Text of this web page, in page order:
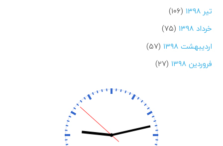
تیر ۱۳۹۸
(۱۰۶)
خرداد ۱۳۹۸
(۷۵)
اردیبهشت ۱۳۹۸
(۵۷)
فروردین ۱۳۹۸
(۲۷)